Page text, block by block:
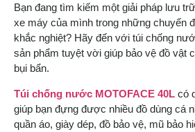
Bạn đang tìm kiếm một giải pháp lưu
xe máy của mình trong những chuyến
khắc nghiệt? Hãy đến với túi chống
sản phẩm tuyệt vời giúp bảo vệ đồ vật
bụi bẩn.
Túi chống nước MOTOFACE 40L có
giúp bạn đựng được nhiều đồ dùng cá
quần áo, giày dép, đồ bảo vệ, mũ bảo